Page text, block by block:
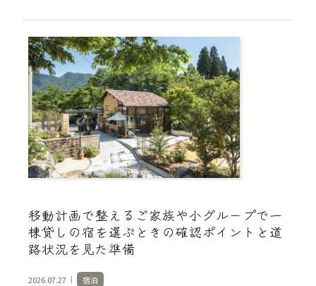
移動計画で整えるご家族や小グループで一
棟貸しの宿を選ぶときの確認ポイントと道
路状況を見た準備
2026.07.27 ｜ 宿泊